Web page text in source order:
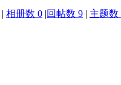
| 相册数 0 |回帖数 9 | 主题数